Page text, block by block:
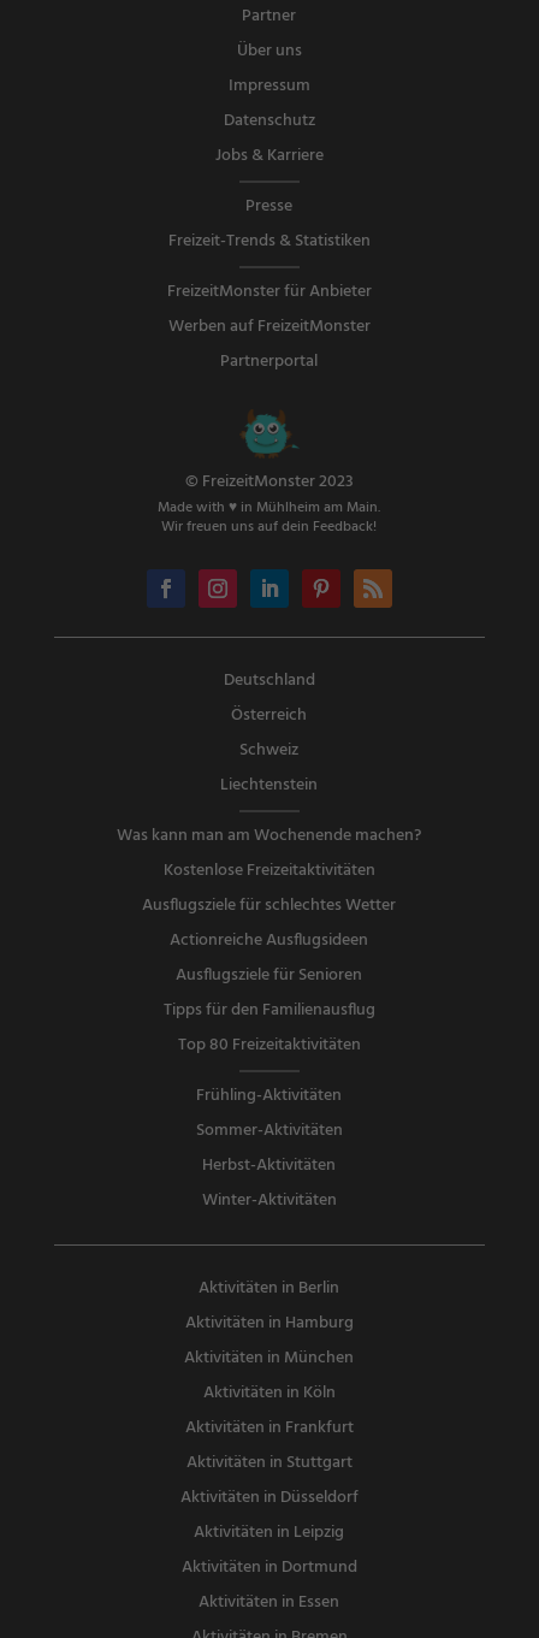
Partner
Über uns
Impressum
Datenschutz
Jobs & Karriere
Presse
Freizeit-Trends & Statistiken
FreizeitMonster für Anbieter
Werben auf FreizeitMonster
Partnerportal
© FreizeitMonster 2023
Made with ♥ in Mühlheim am Main.
Wir freuen uns auf dein Feedback!
Deutschland
Österreich
Schweiz
Liechtenstein
Was kann man am Wochenende machen?
Kostenlose Freizeitaktivitäten
Ausflugsziele für schlechtes Wetter
Actionreiche Ausflugsideen
Ausflugsziele für Senioren
Tipps für den Familienausflug
Top 80 Freizeitaktivitäten
Frühling-Aktivitäten
Sommer-Aktivitäten
Herbst-Aktivitäten
Winter-Aktivitäten
Aktivitäten in Berlin
Aktivitäten in Hamburg
Aktivitäten in München
Aktivitäten in Köln
Aktivitäten in Frankfurt
Aktivitäten in Stuttgart
Aktivitäten in Düsseldorf
Aktivitäten in Leipzig
Aktivitäten in Dortmund
Aktivitäten in Essen